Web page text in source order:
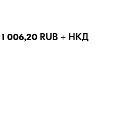
1 006,20 RUB + НКД